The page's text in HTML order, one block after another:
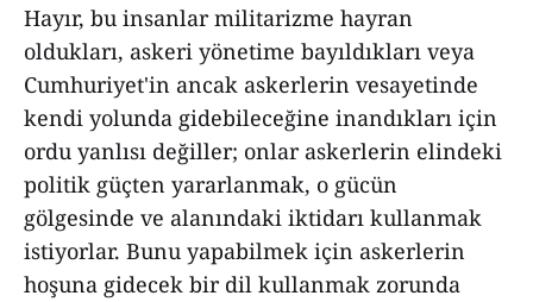
Hayır, bu insanlar militarizme hayran
oldukları, askeri yönetime bayıldıkları veya
Cumhuriyet'in ancak askerlerin vesayetinde
kendi yolunda gidebileceğine inandıkları için
ordu yanlısı değiller; onlar askerlerin elindeki
politik güçten yararlanmak, o gücün
gölgesinde ve alanındaki iktidarı kullanmak
istiyorlar. Bunu yapabilmek için askerlerin
hoşuna gidecek bir dil kullanmak zorunda